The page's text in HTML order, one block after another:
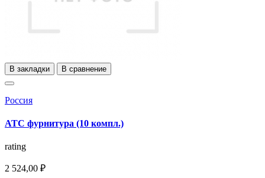
В закладки В сравнение
Россия
АТС фурнитура (10 компл.)
rating
2 524,00 ₽